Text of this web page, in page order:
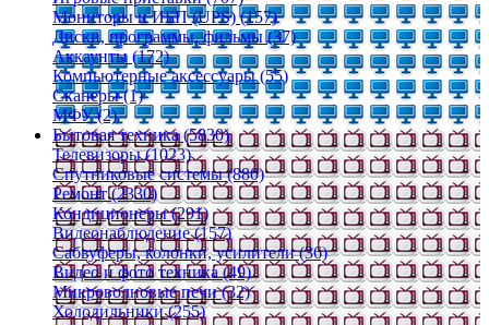
Мониторы и ИБП (UPS) (157)
Диски, программы, фильмы (37)
Аккаунты (172)
Компьютерные аксессуары (55)
Сканеры (1)
МФУ (2)
Бытовая техника (5830)
Телевизоры (1023)
Спутниковые системы (880)
Ремонт (2330)
Кондиционеры (291)
Видеонаблюдение (157)
Сабвуферы, колонки, усилители (36)
Видео и фото техника (49)
Микроволновые печи (32)
Холодильники (255)